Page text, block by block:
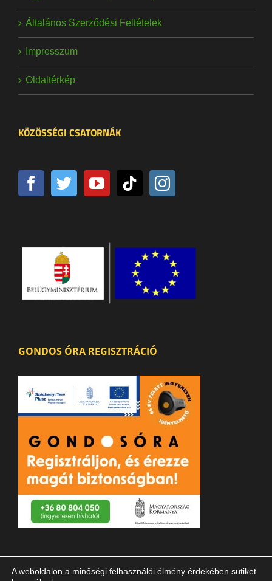
Általános Szerződési Feltételek
Impresszum
Oldaltérkép
KÖZÖSSÉGI CSATORNÁK
GONDOS ÓRA REGISZTRÁCIÓ
A weboldalon a minőségi felhasználói élmény érdekében sütiket